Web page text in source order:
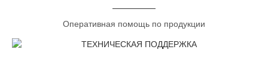
Оперативная помощь по продукции